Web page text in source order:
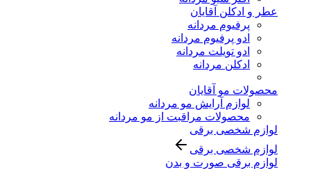
عطر و ادکلن آقایان
پرفیوم مردانه
ادو پرفیوم مردانه
ادو تویلت مردانه
ادکلن مردانه
محصولات مو آقایان
لوازم آرایش مو مردانه
محصولات مراقبت از مو مردانه
لوازم شخصی برقی
لوازم شخصی برقی
لوازم برقی صورت و بدن